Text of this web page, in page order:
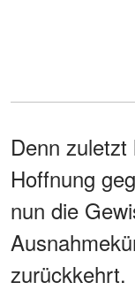
Denn
Hoffnung
nun die
zurückkehrt.